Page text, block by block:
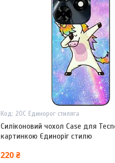
20С Единорог стиляга
Силіконовий чохол Case для
картинкою Єдиноріг стилю
220 ₴